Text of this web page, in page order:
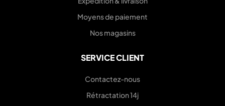
Moyens de paiement
Nos magasins
SERVICE CLIENT
Contactez-nous
Rétractation 14j